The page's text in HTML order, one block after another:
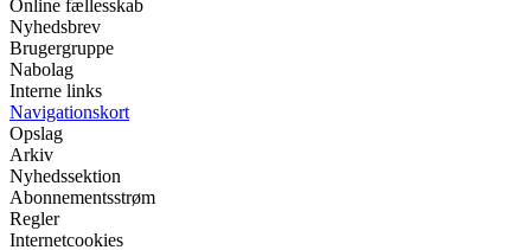
Online fællesskab
Nyhedsbrev
Brugergruppe
Nabolag
Interne links
Navigationskort
Opslag
Arkiv
Nyhedssektion
Abonnementsstrøm
Regler
Internetcookies